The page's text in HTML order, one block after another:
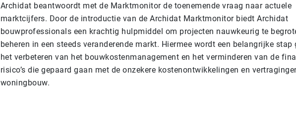
Archidat beantwoordt met de Marktmonitor de toenemende vraag naar actuele
marktcijfers. Door de introductie van de Archidat Marktmonitor biedt Archidat
bouwprofessionals een krachtig hulpmiddel om projecten nauwkeurig te
beheren in een steeds veranderende markt. Hiermee wordt een belangrijke stap
het verbeteren van het bouwkostenmanagement en het verminderen van de
risico’s die gepaard gaan met de onzekere kostenontwikkelingen en
woningbouw.